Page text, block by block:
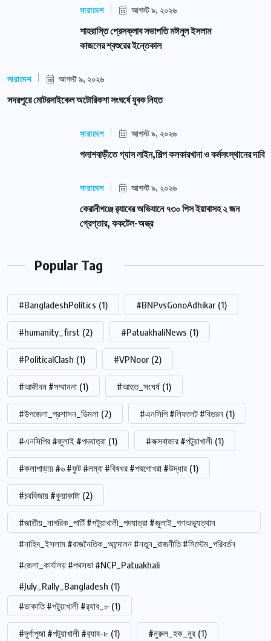
সারাদেশ আগস্ট ৯, ২০২৬
শাহরাস্তি প্রেসক্লাব সভাপতি মঈনুল ইসলাম
কাজলের শ্বশুরের ইন্তেকাল
সারাদেশ আগস্ট ৯, ২০২৬
সদরপুরে মোটরসাইকেল অটোরিকশা সংঘর্ষে যুবক নিহত
সারাদেশ আগস্ট ৯, ২০২৬
পলাশবাড়ীতে গ্যাস লাইন,শিল্প কলকারখানা ও কর্মসংস্থানের দাবি
সারাদেশ আগস্ট ৯, ২০২৬
কেরানীগঞ্জে র‍্যাবের অভিযানে ৭৩০ পিস ইয়াবাসহ ২ জন
গ্রেপ্তার, ককটেল-অস্ত্র
Popular Tag
#BangladeshPolitics (1) #BNPvsGonoAdhikar (1)
#humanity_first (2) #PatuakhaliNews (1)
#PoliticalClash (1) #VPNoor (2)
#আজীবন #সম্মাননা (1) #আহত_সংঘর্ষ (1)
#উপজেলা_প্রশাসন_ডিমলা (2) #এনসিপি #লিফলেট #বিতরন (1)
#এনসিপির #জুলাই #পদযাত্রা (1) #কক্সবাজার #পটুয়াখালী (1)
#কলাপাড়ায় #৬ #ফুট #লম্বা #বিষধর #পদ্মগোখরা #উদ্ধার (1)
#চরবিজায় #কুয়াকাটা (2)
#জাতীয়_নাগরিক_পার্টি #পটুয়াখালী_পদযাত্রা #জুলাই_গণঅভ্যুত্থান
#নাহিদ_ইসলাম #রাজনৈতিক_আন্দোলন #নতুন_রাজনীতি #সিস্টেম_পরিবর্তন
#জেলা_কার্যালয় #পথসভা #NCP_Patuakhali
#July_Rally_Bangladesh (1)
#ডাকাতি #পটুয়াখালী #র‍্যাব_৮ (1)
#দূর্গাপুজা #পটুয়াখালী #র‍্যাব-৮ (1) #নুরুল_হক_নুর (1)